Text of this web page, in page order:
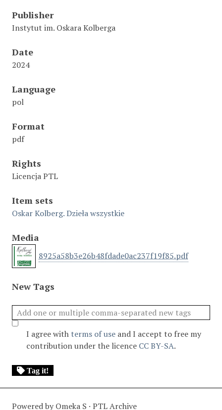
Publisher
Instytut im. Oskara Kolberga
Date
2024
Language
pol
Format
pdf
Rights
Licencja PTL
Item sets
Oskar Kolberg. Dzieła wszystkie
Media
8925a58b3e26b48fdade0ac237f19f85.pdf
New Tags
I agree with terms of use and I accept to free my
contribution under the licence CC BY-SA.
Tag it!
Powered by Omeka S · PTL Archive